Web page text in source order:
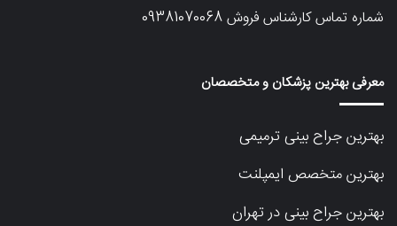
شماره تماس کارشناس فروش09381070068
معرفی بهترین پزشکان و متخصصان
بهترین جراح بینی ترمیمی
بهترین متخصص ایمپلنت
بهترین جراح بینی در تهران